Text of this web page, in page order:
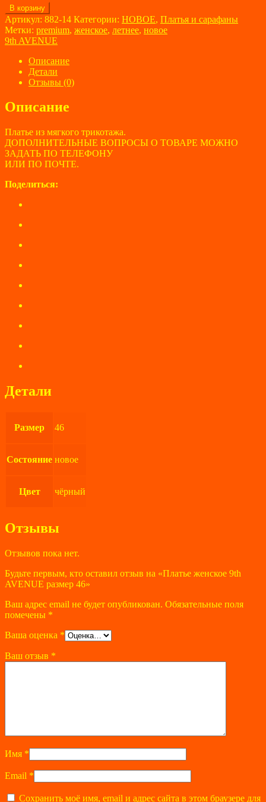
Количество
товара
Платье
женское
AVENUE
размер
В корзину
Артикул: 882-14 Категории: НОВОЕ, Платья и сарафаны
Метки: premium, женское, летнее, новое
9th AVENUE
Описание
Детали
Отзывы (0)
Описание
Платье из мягкого трикотажа.
ДОПОЛНИТЕЛЬНЫЕ ВОПРОСЫ О ТОВАРЕ МОЖНО
ЗАДАТЬ ПО ТЕЛЕФОНУ
ИЛИ ПО ПОЧТЕ.
Поделиться:
Детали
Размер 46
Состояние новое
Цвет чёрный
Отзывы
Отзывов пока нет.
Будьте первым, кто оставил отзыв на «Платье женское 9th
AVENUE размер 46»
Ваш адрес email не будет опубликован. Обязательные поля
помечены *
Ваша оценка *
Ваш отзыв *
Имя *
Email *
Сохранить моё имя, email и адрес сайта в этом браузере для